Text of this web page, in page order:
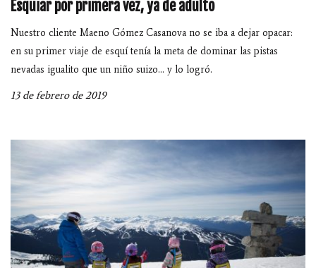
Esquiar por primera vez, ya de adulto
Nuestro cliente Maeno Gómez Casanova no se iba a dejar opacar:
en su primer viaje de esquí tenía la meta de dominar las pistas
nevadas igualito que un niño suizo… y lo logró.
13 de febrero de 2019